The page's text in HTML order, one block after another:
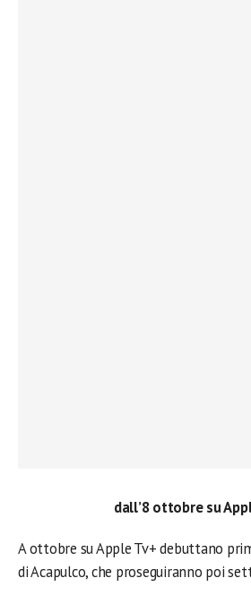
dall’8 ottobre su
A ottobre su Apple Tv+ debuttano
di Acapulco, che proseguiranno poi